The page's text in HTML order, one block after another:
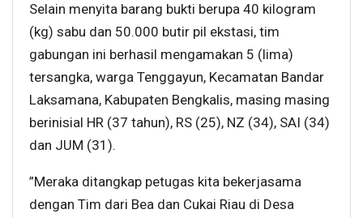
Selain menyita barang bukti berupa 40 kilogram
(kg) sabu dan 50.000 butir pil ekstasi, tim
gabungan ini berhasil mengamakan 5 (lima)
tersangka, warga Tenggayun, Kecamatan Bandar
Laksamana, Kabupaten Bengkalis, masing masing
berinisial HR (37 tahun), RS (25), NZ (34), SAI (34)
dan JUM (31).
”Meraka ditangkap petugas kita bekerjasama
dengan Tim dari Bea dan Cukai Riau di Desa